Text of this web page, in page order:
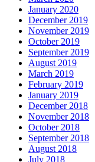
January 2020
December 2019
November 2019
October 2019
September 2019
August 2019
March 2019
February 2019
January 2019
December 2018
November 2018
October 2018
September 2018
August 2018
July 2018